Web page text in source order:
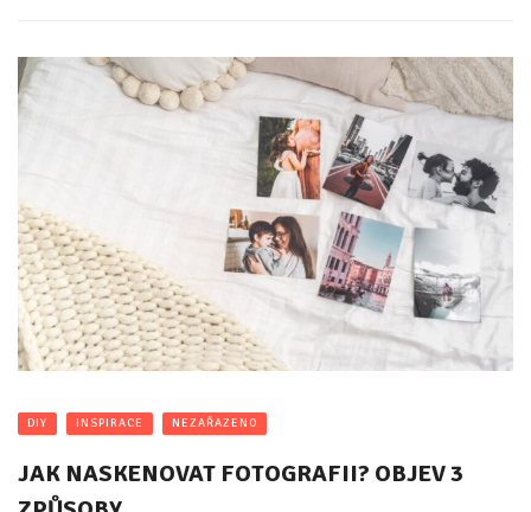
DIY INSPIRACE NEZAŘAZENO
JAK NASKENOVAT FOTOGRAFII? OBJEV 3